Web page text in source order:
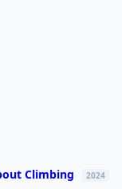
Climbing 2024